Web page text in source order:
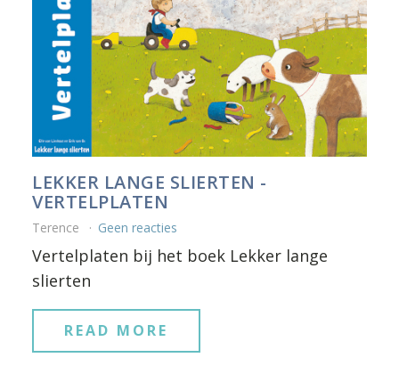
LEKKER LANGE SLIERTEN -
VERTELPLATEN
Terence Geen reacties
Vertelplaten bij het boek Lekker lange
slierten
READ MORE